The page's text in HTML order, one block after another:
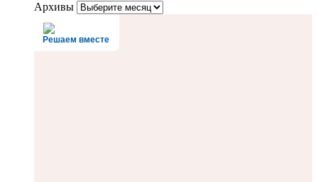
Архивы
Решаем вместе